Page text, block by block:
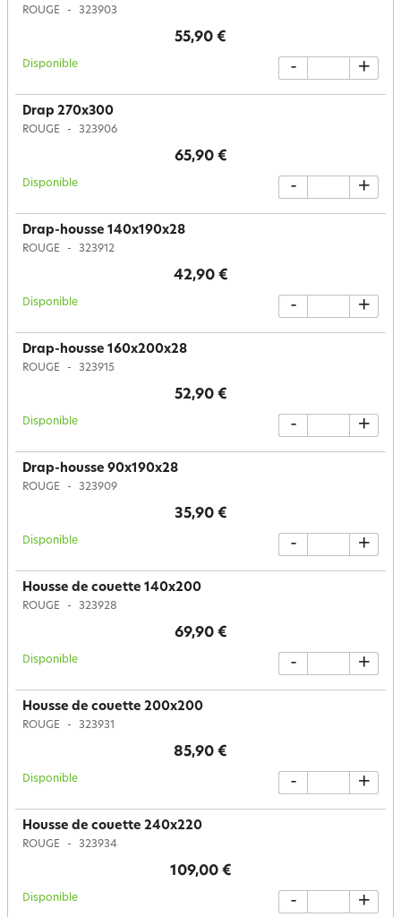
ROUGE 323903
55,90 €
Disponible - +
Drap 270x300
ROUGE 323906
65,90 €
Disponible - +
Drap-housse 140x190x28
ROUGE 323912
42,90 €
Disponible - +
Drap-housse 160x200x28
ROUGE 323915
52,90 €
Disponible - +
Drap-housse 90x190x28
ROUGE 323909
35,90 €
Disponible - +
Housse de couette 140x200
ROUGE 323928
69,90 €
Disponible - +
Housse de couette 200x200
ROUGE 323931
85,90 €
Disponible - +
Housse de couette 240x220
ROUGE 323934
109,00 €
Disponible - +